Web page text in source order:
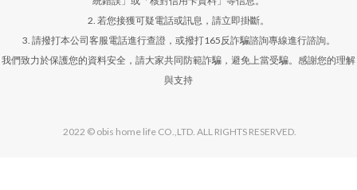
2. 若您接獲可疑電話或訊息，請立即掛斷。
3. 請撥打本公司客服電話進行查證，或撥打165反詐騙諮詢專線進行諮詢。
我們致力於保護您的資料安全，請大家共同防範詐騙，避免上當受騙。感謝您的理解
與支持
2022 © obis home life CO.,LTD. ALL RIGHTS RESERVED.